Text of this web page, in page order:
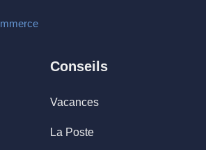
Conseils
Vacances
La Poste